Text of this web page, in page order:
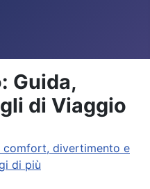
Guida,
di Viaggio
comfort, divertimento e
di più